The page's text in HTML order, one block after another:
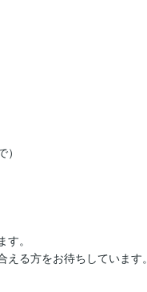
。
る方をお待ちしています。